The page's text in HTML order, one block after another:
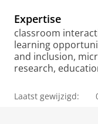
t
a
Expertise
classroom
learning
and inclusion,
research,
Laatst gewijzigd: